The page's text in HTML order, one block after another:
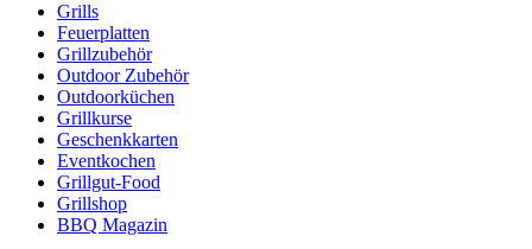
Grills
Feuerplatten
Grillzubehör
Outdoor Zubehör
Outdoorküchen
Grillkurse
Geschenkkarten
Eventkochen
Grillgut-Food
Grillshop
BBQ Magazin